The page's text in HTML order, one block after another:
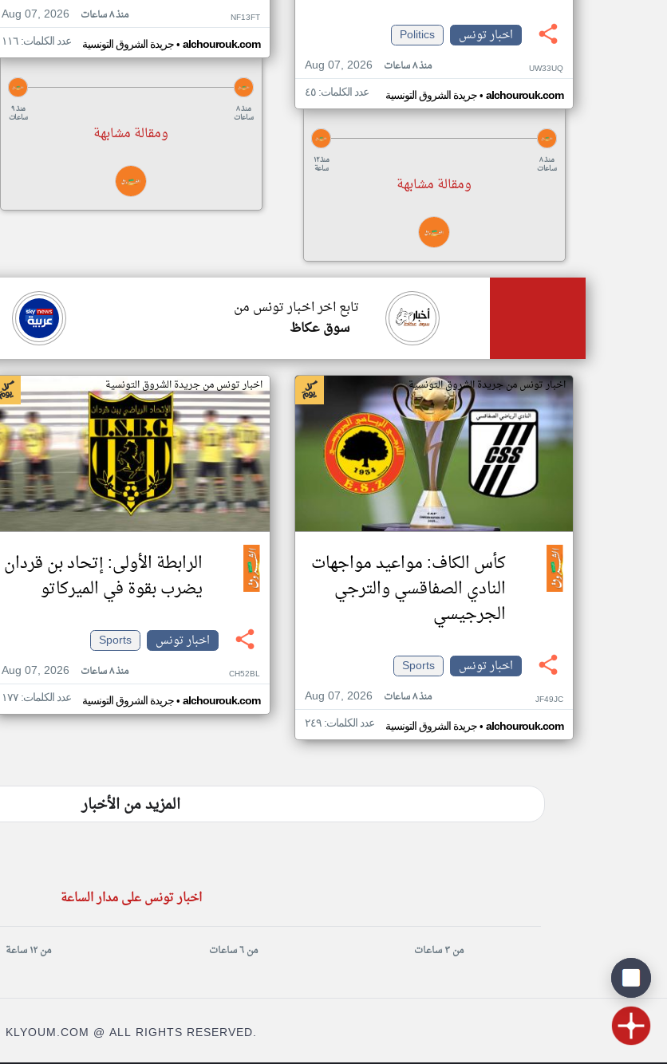
اخبار تونس
Politics
Aug 07, 2026
منذ ٨ ساعات UW33UQ
جريدة الشروق التونسية• alchourouk.com عدد الكلمات: ٤٥
منذ ١٢
ساعة
منذ ٨
ساعات
ومقالة مشابهة
Aug 07, 2026
منذ ٨ ساعات NF13FT
جريدة الشروق التونسية• alchourouk.com عدد الكلمات: ١١٦
منذ ٩
ساعات
منذ ٨
ساعات
ومقالة مشابهة
تابع اخر اخبار تونس من
سوق عكاظ
اخبار تونس من جريدة الشروق التونسية
كأس الكاف: مواعيد مواجهات
النادي الصفاقسي والترجي
الجرجيسي
اخبار تونس
Sports
Aug 07, 2026
منذ ٨ ساعات JF49JC
جريدة الشروق التونسية• alchourouk.com عدد الكلمات: ٢٤٩
اخبار تونس من جريدة الشروق التونسية
الرابطة الأولى: إتحاد بن قردان
يضرب بقوة في الميركاتو
اخبار تونس
Sports
Aug 07, 2026
منذ ٨ ساعات CH52BL
جريدة الشروق التونسية• alchourouk.com عدد الكلمات: ١٧٧
المزيد من الأخبار
اخبار تونس على مدار الساعة
من ٣ ساعات من ٦ ساعات من ١٢ ساعة
KLYOUM.COM @ ALL RIGHTS RESERVED.